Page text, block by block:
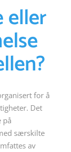
eller
for å
Det
på
særskilte
av